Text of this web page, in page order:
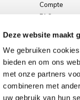
Deze website maakt
We gebruiken
bieden en om ons
met onze partners
combineren met
uw gebruik van hun
Compte
FAQ
Méthode de
Livraisons
Réduction